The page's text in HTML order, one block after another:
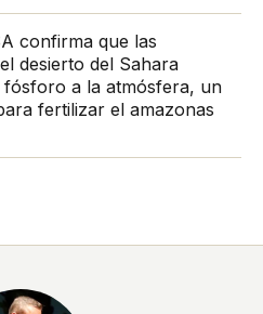
confirma que las
desierto del Sahara
fósforo a la atmósfera, un
fertilizar el amazonas